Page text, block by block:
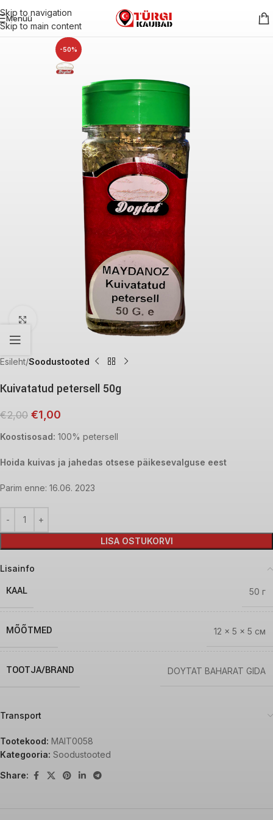
Skip to navigation
Skip to main content
Menüü
-50%
Click to enlarge
Esileht Soodustooted
Kuivatatud petersell 50g
€2,00 €1,00
Koostisosad: 100% petersell
Hoida kuivas ja jahedas otsese päikesevalguse eest
Parim enne: 16.06. 2023
LISA OSTUKORVI
Lisainfo
KAAL 50 г
MÕÕTMED 12 × 5 × 5 см
TOOTJA/BRAND DOYTAT BAHARAT GIDA
Transport
Tootekood: MAIT0058
Kategooria: Soodustooted
Share: